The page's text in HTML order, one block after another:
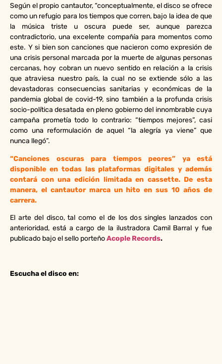
Según el propio cantautor, “conceptualmente, el disco se ofrece
como un refugio para los tiempos que corren, bajo la idea de que
la música triste u oscura puede ser, aunque parezca
contradictorio, una excelente compañía para momentos como
este. Y si bien son canciones que nacieron como expresión de
una crisis personal marcada por la muerte de algunas personas
cercanas, hoy cobran un nuevo sentido en relación a la crisis
que atraviesa nuestro país, la cual no se extiende sólo a las
devastadoras consecuencias sanitarias y económicas de la
pandemia global de covid-19, sino también a la profunda crisis
socio-política desatada en pleno gobierno del innombrable cuya
campaña prometía todo lo contrario: “tiempos mejores”, casi
como una reformulación de aquel “la alegría ya viene” que
nunca llegó”.
“Canciones oscuras para tiempos peores” ya está
disponible en todas las plataformas digitales y además
contará con una edición limitada en cassette. De esta
manera, el cantautor marca un hito en sus 10 años de
carrera.
El arte del disco, tal como el de los dos singles lanzados con
anterioridad, está a cargo de la ilustradora Camil Barral y fue
publicado bajo el sello porteñoAcople Records.
Escucha el disco en: